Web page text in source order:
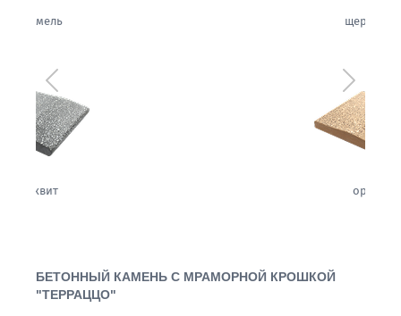
Предыдущий
БЕТОННЫЙ КАМЕНЬ С МРАМОРНОЙ КРОШКОЙ
"ТЕРРАЦЦО"